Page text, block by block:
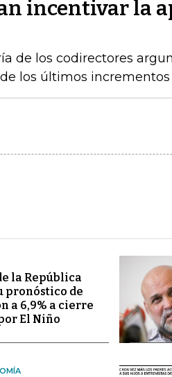
incentivar la
de los codirectores
los últimos
la República
pronóstico de
a 6,9% a cierre
El Niño